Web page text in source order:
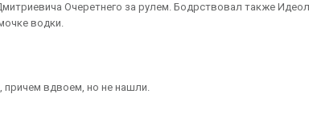
Очеретнего за рулем. Бодрствовал также
водки.
причем вдвоем, но не нашли.